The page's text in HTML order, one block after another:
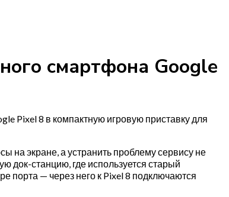
смартфона Google
Pixel 8 в компактную игровую приставку для
на экране, а устранить проблему сервису не
док-станцию, где используется старый
порта — через него к Pixel 8 подключаются